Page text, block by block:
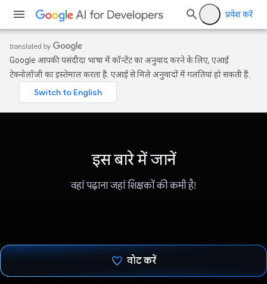
प्रवेश करें
Google आपकी पसंदीदा भाषा में कॉन्टेंट का अनुवाद करने के लिए, एआई
टेक्नोलॉजी का इस्तेमाल करता है. एआई से मिले अनुवादों में गलतियां हो सकती हैं.
इस बारे में जानें
वहां पढ़ाना जहां शिक्षकों की कमी है!
वोट करें